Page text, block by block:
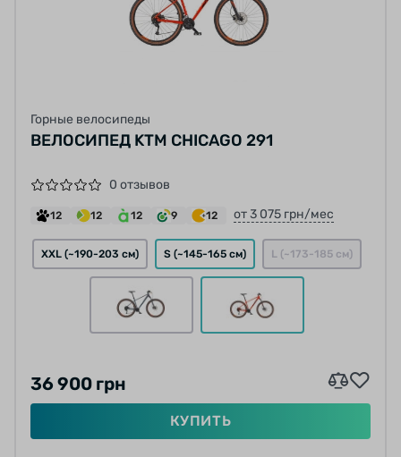
Горные велосипеды
ВЕЛОСИПЕД KTM CHICAGO 291
0 отзывов
12 12 12 9 12 от 3 075 грн/мес
XXL (~190-203 см) S (~145-165 см) L (~173-185 см)
36 900 грн
КУПИТЬ